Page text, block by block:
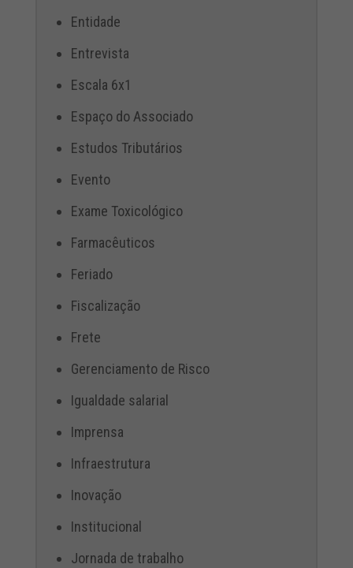
Entidade
Entrevista
Escala 6x1
Espaço do Associado
Estudos Tributários
Evento
Exame Toxicológico
Farmacêuticos
Feriado
Fiscalização
Frete
Gerenciamento de Risco
Igualdade salarial
Imprensa
Infraestrutura
Inovação
Institucional
Jornada de trabalho